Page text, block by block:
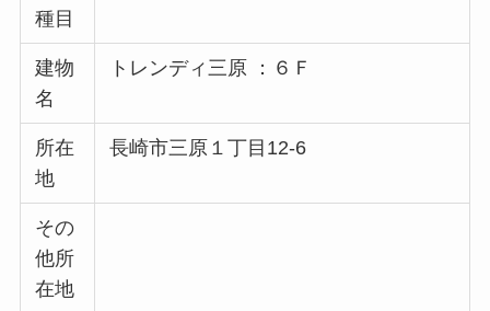
種目
建物
名
トレンディ三原 ：６Ｆ
所在
地
長崎市三原１丁目12-6
その
他所
在地